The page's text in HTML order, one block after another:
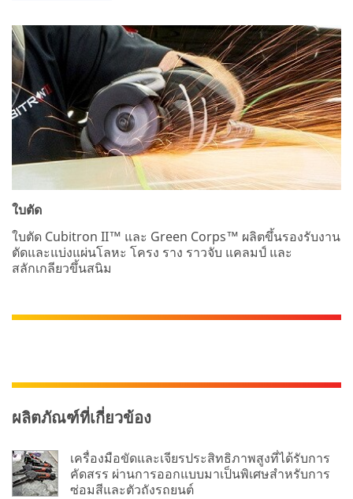
ใบตัด
ใบตัด Cubitron II™ และ Green Corps™ ผลิตขึ้นรองรับงาน
ตัดและแบ่งแผ่นโลหะ โครง ราง ราวจับ แคลมป์ และ
สลักเกลียวขึ้นสนิม
ผลิตภัณฑ์ที่เกี่ยวข้อง
เครื่องมือขัดและเจียรประสิทธิภาพสูงที่ได้รับการ
คัดสรร ผ่านการออกแบบมาเป็นพิเศษสำหรับการ
ซ่อมสีและตัวถังรถยนต์